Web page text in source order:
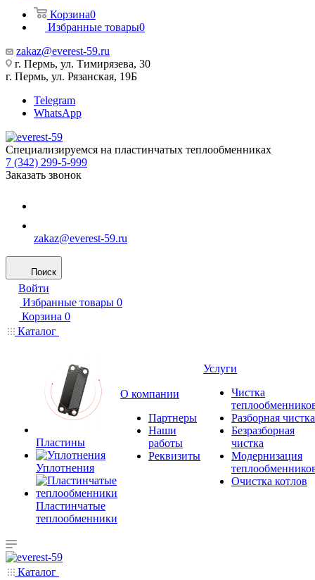
Корзина0
Избранные товары0
zakaz@everest-59.ru
г. Пермь, ул. Тимирязева, 30
г. Пермь, ул. Рязанская, 19Б
Telegram
WhatsApp
Специализируемся на пластинчатых теплообменниках
7 (342) 299-5-999
Заказать звонок
zakaz@everest-59.ru
Поиск
Войти
Избранные товары 0
Корзина 0
Каталог
Пластины
Уплотнения
Пластинчатые
теплообменники
О компании
Партнеры
Наши
работы
Реквизиты
Услуги
Чистка
Разборная чистка
Безразборная
чистка
Модернизация
Очистка котлов
Каталог